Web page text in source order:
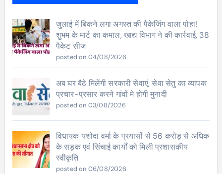
जुलाई में बिकने लगा अगस्त की पैकेजिंग वाला पोहा!
शुभम के मार्ट का कमाल, खाद्य विभाग ने की कार्रवाई, 38
पैकेट सीज
posted on 04/08/2026
अब घर बैठे मिलेंगी सरकारी सेवाएं, सेवा सेतु का व्यापक
प्रचार-प्रसार करने गांवों मे होगी मुनादी
posted on 03/08/2026
विधायक यशोदा वर्मा के प्रयासों से 56 करोड़ से अधिक
के सड़क एवं सिंचाई कार्यों को मिली प्रशासकीय
स्वीकृति
posted on 06/08/2026